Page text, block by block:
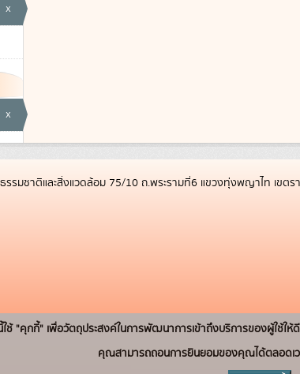
x
x
รมชาติและสิ่งแวดล้อม 75/10 ถ.พระรามที่6 แขวงทุ่งพญาไท เขตร
ใช้ "คุกกี้" เพื่อวัตถุประสงค์ในการพัฒนาการเข้าถึงบริการของผู้ใช้
คุณสามารถถอนการยินยอมของคุณได้ตลอดเ